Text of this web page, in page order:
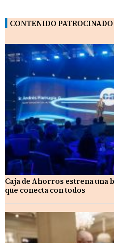
CONTENIDO PATROCINADO
Caja de Ahorros estrena una
que conecta con todos